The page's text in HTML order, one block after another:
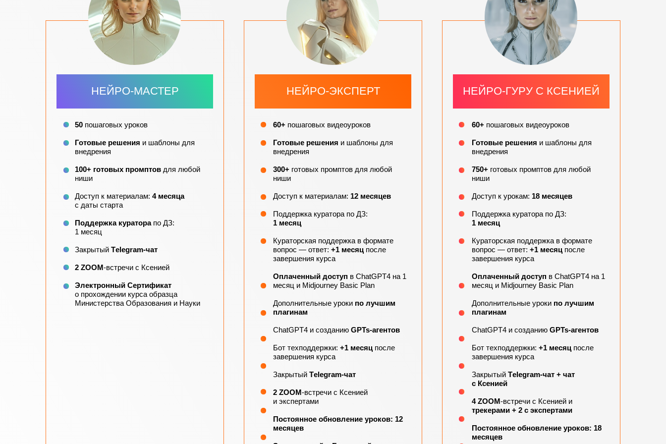
НЕЙРО-ГУРУ С КСЕНИЕЙ
60+ пошаговых видеоуроков
Готовые решения и шаблоны для
внедрения
750+ готовых промптов для любой
ниши
Доступ к урокам: 18 месяцев
Поддержка куратора по ДЗ:
1 месяц
Кураторская поддержка в формате
вопрос — ответ: +1 месяц после
завершения курса
Оплаченный доступ в ChatGPT4 на 1
месяц и Midjourney Basic Plan
Дополнительные уроки по лучшим
плагинам
ChatGPT4 и созданию GPTs-агентов
Бот техподдержки: +1 месяц после
завершения курса
Закрытый Тelegram-чат + чат
с Ксенией
4 ZOOM-встречи с Ксенией и
трекерами + 2 с экспертами
Постоянное обновление уроков: 18
месяцев
НЕЙРО-МАСТЕР
50 пошаговых уроков
Готовые решения и шаблоны для
внедрения
100+ готовых промптов для любой
ниши
Доступ к материалам: 4 месяца
с даты старта
Поддержка кураторапо ДЗ:
1 месяц
Закрытый Тelegram-чат
2 ZOOM-встречи с Ксенией
Электронный Сертификат
о прохождении курса образца
Министерства Образования и Науки
НЕЙРО-ЭКСПЕРТ
60+ пошаговых видеоуроков
Готовые решения и шаблоны для
внедрения
300+ готовых промптов для любой
ниши
Доступ к материалам: 12 месяцев
Поддержка куратора по ДЗ:
1 месяц
Кураторская поддержка в формате
вопрос — ответ: +1 месяц после
завершения курса
Оплаченный доступ в ChatGPT4 на 1
месяц и Midjourney Basic Plan
Дополнительные уроки по лучшим
плагинам
ChatGPT4 и созданию GPTs-агентов
Бот техподдержки: +1 месяц после
завершения курса
Закрытый Тelegram-чат
2 ZOOM-встречи с Ксенией
и экспертами
Постоянное обновление уроков: 12
месяцев